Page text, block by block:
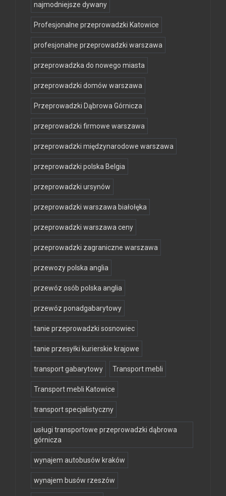
najmodniejsze dywany
Profesjonalne przeprowadzki Katowice
profesjonalne przeprowadzki warszawa
przeprowadzka do nowego miasta
przeprowadzki domów warszawa
Przeprowadzki Dąbrowa Górnicza
przeprowadzki firmowe warszawa
przeprowadzki międzynarodowe warszawa
przeprowadzki polska Belgia
przeprowadzki ursynów
przeprowadzki warszawa białołęka
przeprowadzki warszawa ceny
przeprowadzki zagraniczne warszawa
przewozy polska anglia
przewóz osób polska anglia
przewóz ponadgabarytowy
tanie przeprowadzki sosnowiec
tanie przesyłki kurierskie krajowe
transport gabarytowy Transport mebli
Transport mebli Katowice
transport specjalistyczny
usługi transportowe przeprowadzki dąbrowa
górnicza
wynajem autobusów kraków
wynajem busów rzeszów